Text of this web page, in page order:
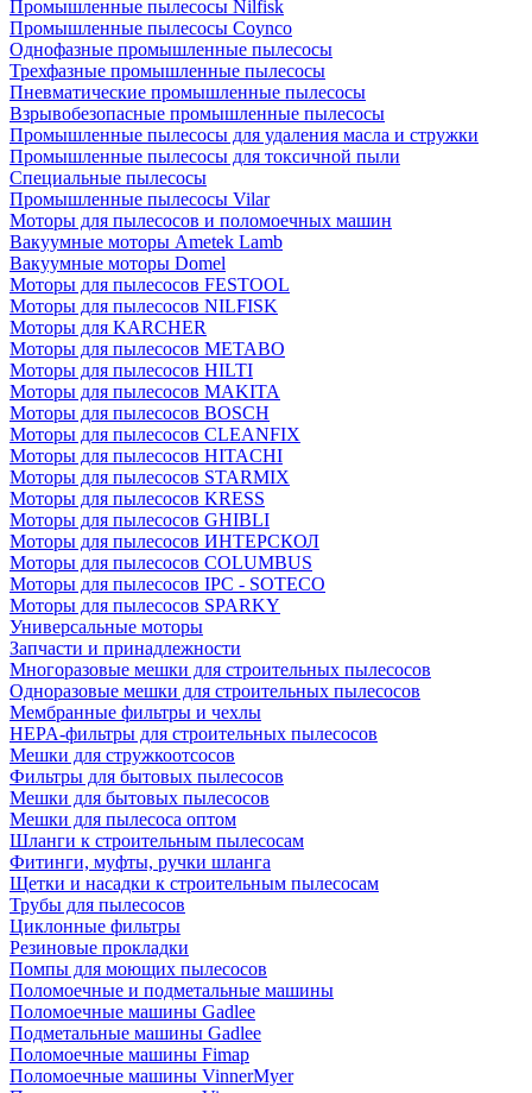
Промышленные пылесосы Nilfisk
Промышленные пылесосы Coynco
Однофазные промышленные пылесосы
Трехфазные промышленные пылесосы
Пневматические промышленные пылесосы
Взрывобезопасные промышленные пылесосы
Промышленные пылесосы для удаления масла и стружки
Промышленные пылесосы для токсичной пыли
Специальные пылесосы
Промышленные пылесосы Vilar
Моторы для пылесосов и поломоечных машин
Вакуумные моторы Ametek Lamb
Вакуумные моторы Domel
Моторы для пылесосов FESTOOL
Моторы для пылесосов NILFISK
Моторы для KARCHER
Моторы для пылесосов METABO
Моторы для пылесосов HILTI
Моторы для пылесосов MAKITA
Моторы для пылесосов BOSCH
Моторы для пылесосов CLEANFIX
Моторы для пылесосов HITACHI
Моторы для пылесосов STARMIX
Моторы для пылесосов KRESS
Моторы для пылесосов GHIBLI
Моторы для пылесосов ИНТЕРСКОЛ
Моторы для пылесосов COLUMBUS
Моторы для пылесосов IPC - SOTECO
Моторы для пылесосов SPARKY
Универсальные моторы
Запчасти и принадлежности
Многоразовые мешки для строительных пылесосов
Одноразовые мешки для строительных пылесосов
Мембранные фильтры и чехлы
HEPA-фильтры для строительных пылесосов
Мешки для стружкоотсосов
Фильтры для бытовых пылесосов
Мешки для бытовых пылесосов
Мешки для пылесоса оптом
Шланги к строительным пылесосам
Фитинги, муфты, ручки шланга
Щетки и насадки к строительным пылесосам
Трубы для пылесосов
Циклонные фильтры
Резиновые прокладки
Помпы для моющих пылесосов
Поломоечные и подметальные машины
Поломоечные машины Gadlee
Подметальные машины Gadlee
Поломоечные машины Fimap
Поломоечные машины VinnerMyer